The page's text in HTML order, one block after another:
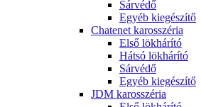
Sárvédő
Egyéb kiegészítő
Chatenet karosszéria
Első lökhárító
Hátsó lökhárító
Sárvédő
Egyéb kiegészítő
JDM karosszéria